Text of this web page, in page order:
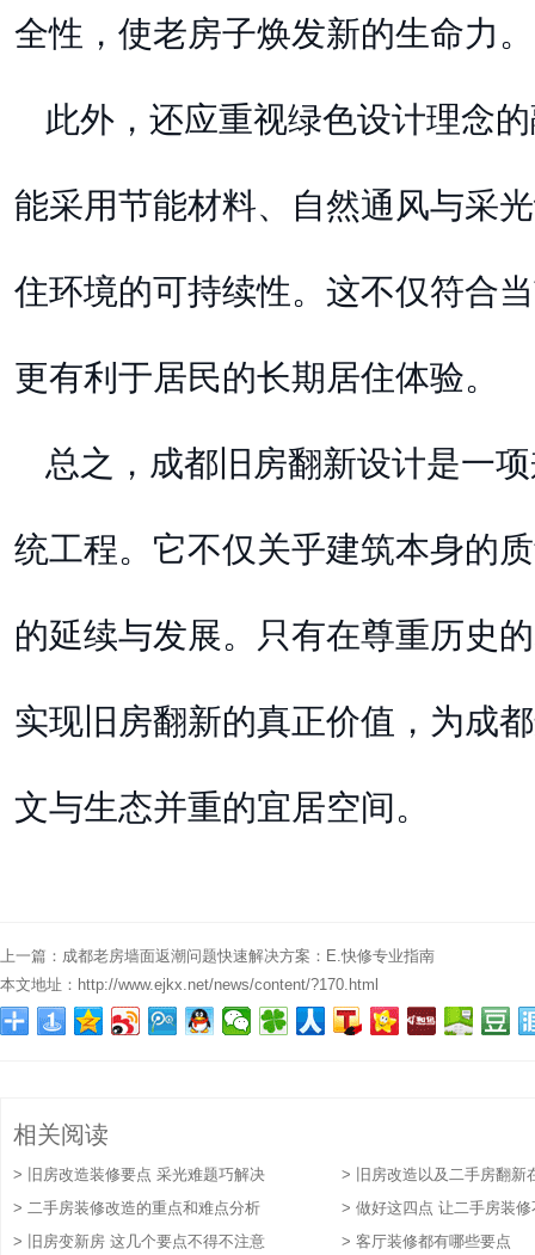
全性，使老房子焕发新的生命力。
此外，还应重视绿色设计理念
能采用节能材料、自然通风与采
住环境的可持续性。这不仅符合
更有利于居民的长期居住体验。
总之，成都旧房翻新设计是一
统工程。它不仅关乎建筑本身的
的延续与发展。只有在尊重历史
实现旧房翻新的真正价值，为成
文与生态并重的宜居空间。
上一篇： 成都老房墙面返潮问题快速解决方案：E.快修专业指南
本文地址： http://www.ejkx.net/news/content/?170.html
相关阅读
> 旧房改造装修要点 采光难题巧解决
> 旧房改造以及二手房翻新
的精华要点
> 二手房装修改造的重点和难点分析
> 做好这四点 让二手房装
> 旧房变新房 这几个要点不得不注意
> 客厅装修都有哪些要点